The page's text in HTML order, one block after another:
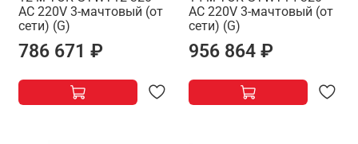
AC 220V 3-мачтовый (от
сети) (G)
786 671 ₽
AC 220V 3-мачтовый (от
сети) (G)
956 864 ₽